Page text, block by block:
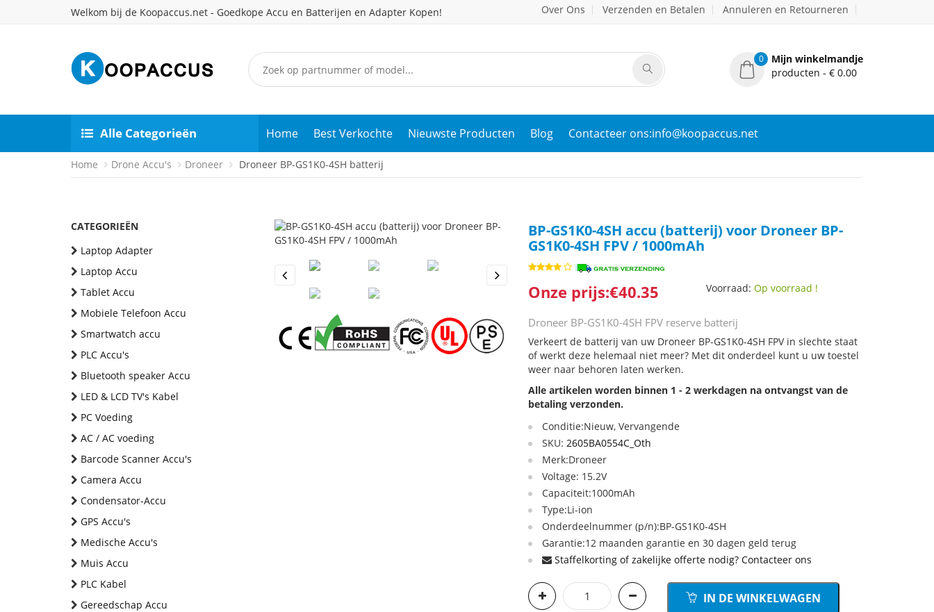
Welkom bij de Koopaccus.net - Goedkope Accu en Batterijen en Adapter Kopen! Over Ons Verzenden en Betalen Annuleren en Retourneren
0
Mijn winkelmandje
producten - € 0.00
Alle Categorieën Home Best Verkochte Nieuwste Producten Blog Contacteer ons:info@koopaccus.net
Home Drone Accu's Droneer Droneer BP-GS1K0-4SH batterij
CATEGORIEËN
Laptop Adapter
Laptop Accu
Tablet Accu
Mobiele Telefoon Accu
Smartwatch accu
PLC Accu's
Bluetooth speaker Accu
LED & LCD TV's Kabel
PC Voeding
AC / AC voeding
Barcode Scanner Accu's
Camera Accu
Condensator-Accu
GPS Accu's
Medische Accu's
Muis Accu
PLC Kabel
Gereedschap Accu
Previous
BP-GS1K0-4SH accu (batterij) voor Droneer BP-
GS1K0-4SH FPV / 1000mAh
Onze prijs:€40.35 Voorraad:Op voorraad !
Droneer BP-GS1K0-4SH FPV reserve batterij
Verkeert de batterij van uw Droneer BP-GS1K0-4SH FPV in slechte staat
of werkt deze helemaal niet meer? Met dit onderdeel kunt u uw toestel
weer naar behoren laten werken.
Alle artikelen worden binnen 1 - 2 werkdagen na ontvangst van de
betaling verzonden.
Conditie:Nieuw, Vervangende
SKU:2605BA0554C_Oth
Merk:Droneer
Voltage: 15.2V
Capaciteit:1000mAh
Type:Li-ion
Onderdeelnummer (p/n):BP-GS1K0-4SH
Garantie:12 maanden garantie en 30 dagen geld terug
Staffelkorting of zakelijke offerte nodig? Contacteer ons
IN DE WINKELWAGEN